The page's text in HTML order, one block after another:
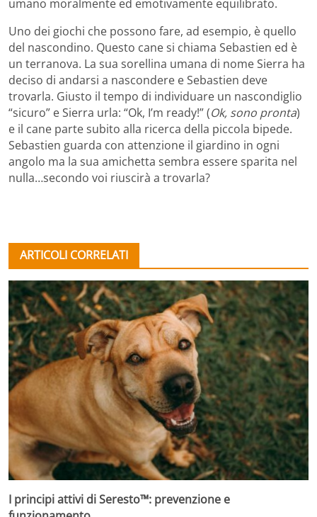
umano moralmente ed emotivamente equilibrato.
Uno dei giochi che possono fare, ad esempio, è quello
del nascondino. Questo cane si chiama Sebastien ed è
un terranova. La sua sorellina umana di nome Sierra ha
deciso di andarsi a nascondere e Sebastien deve
trovarla. Giusto il tempo di individuare un nascondiglio
“sicuro” e Sierra urla: “Ok, I’m ready!” (Ok, sono pronta)
e il cane parte subito alla ricerca della piccola bipede.
Sebastien guarda con attenzione il giardino in ogni
angolo ma la sua amichetta sembra essere sparita nel
nulla…secondo voi riuscirà a trovarla?
ARTICOLI CORRELATI
I principi attivi di Seresto™: prevenzione e